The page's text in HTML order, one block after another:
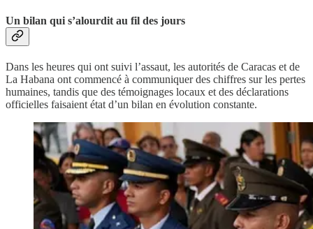
Un bilan qui s’alourdit au fil des jours
Dans les heures qui ont suivi l’assaut, les autorités de Caracas et de
La Habana ont commencé à communiquer des chiffres sur les pertes
humaines, tandis que des témoignages locaux et des déclarations
officielles faisaient état d’un bilan en évolution constante.